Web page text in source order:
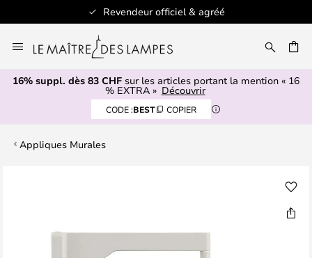
Revendeur officiel & agréé
au
contenu
16% suppl. dès 83 CHF sur les articles portant la mention « 16
% EXTRA » Découvrir
CODE :BEST COPIER
Appliques Murales